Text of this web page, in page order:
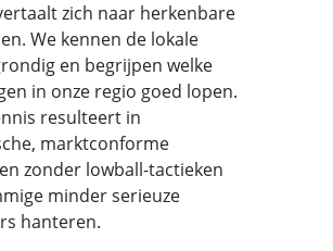
zich naar herkenbare
We kennen de lokale
en begrijpen welke
in onze regio goed lopen.
resulteert in
marktconforme
zonder lowball-tactieken
minder serieuze
hanteren.